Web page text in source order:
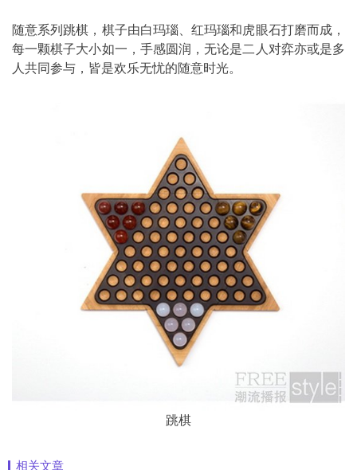
随意系列跳棋，棋子由白玛瑙、红玛瑙和虎眼石打磨而成，
每一颗棋子大小如一，手感圆润，无论是二人对弈亦或是多
人共同参与，皆是欢乐无忧的随意时光。
跳棋
相关文章